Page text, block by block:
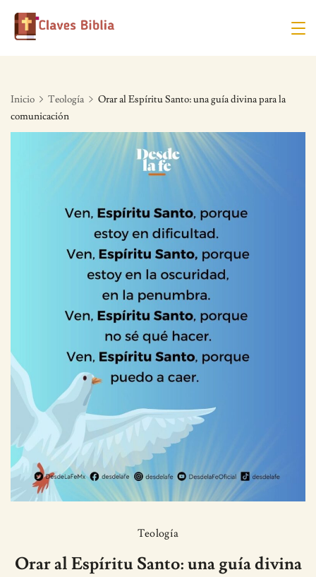
Skip
Inicio Teología
Orar al Espíritu Santo: una guía divina para la
comunicación
Teología
Orar al Espíritu Santo: una guía divina